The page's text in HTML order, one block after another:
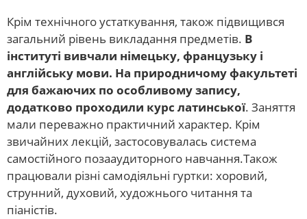
Крім технічного устаткування, також підвищився
загальний рівень викладання предметів. В
інституті вивчали німецьку, французьку і
англійську мови. На природничому факультеті
для бажаючих по особливому запису,
додатково проходили курс латинської. Заняття
мали переважно практичний характер. Крім
звичайних лекцій, застосовувалась система
самостійного позааудиторного навчання.Також
працювали різні самодіяльні гуртки: хоровий,
струнний, духовий, художнього читання та
піаністів.